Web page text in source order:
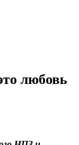
любовь